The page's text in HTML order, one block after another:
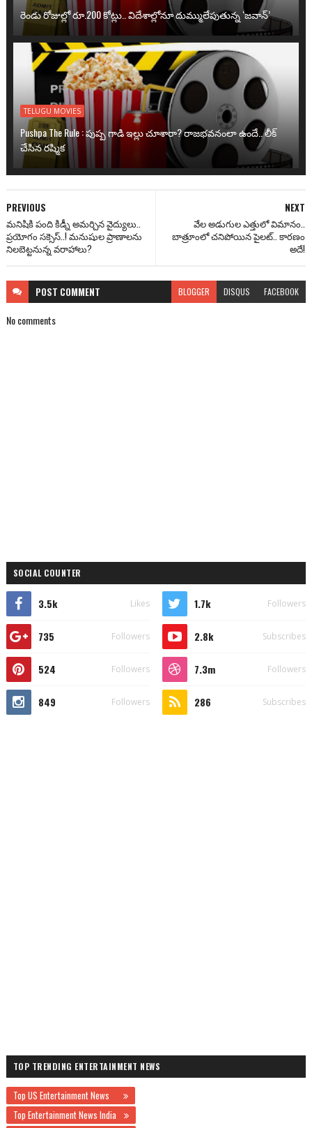
రెండు రోజుల్లో రూ.200 కోట్లు.. విదేశాల్లోనూ దుమ్ములేపుతున్న ‘జవాన్’
TELUGU MOVIES
Pushpa The Rule : పుష్ప గాడి ఇల్లు చూశారా? రాజభవనంలా ఉందే.. లీక్
చేసిన రష్మిక
NEXT
వేల అడుగుల ఎత్తులో విమానం..
బాత్రూంలో చనిపోయిన పైలట్.. కారణం
అదే!
PREVIOUS
మనిషికి పంది కిడ్నీ అమర్చిన వైద్యులు..
ప్రయోగం సక్సెస్..! మనుషుల ప్రాణాలను
నిలబెట్టనున్న వరాహాలు?
POST COMMENT BLOGGER DISQUS FACEBOOK
No comments
SOCIAL COUNTER
3.5k Likes 1.7k Followers
735 Followers 2.8k Subscribes
524 Followers 7.3m Followers
849 Followers 286 Subscribes
TOP TRENDING ENTERTAINMENT NEWS
Top US Entertainment News
Top Entertainment News India